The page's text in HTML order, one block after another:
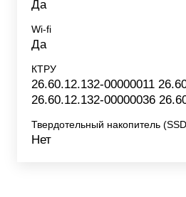
Да
Wi-fi
Да
КТРУ
26.60.12.132-00000011
26.60.12.132-00000036
Твердотельный накопитель
Нет